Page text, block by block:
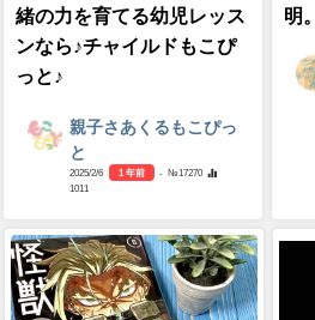
緒の力を育てる幼児レッス
ンなら♪チャイルドもこぴ
っと♪
親子さあくるもこぴっ
と
2025/2/6 1 年前
- №17270
1011
明